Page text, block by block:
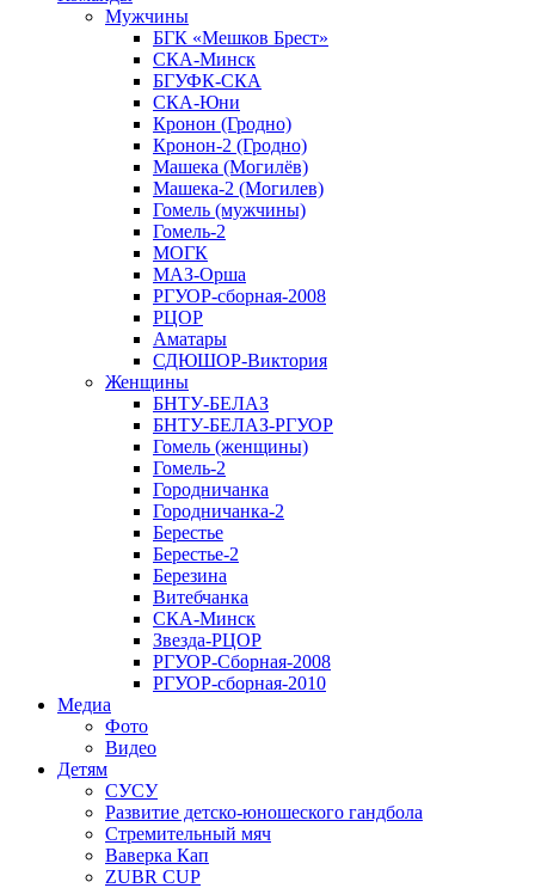
Мужчины
БГК «Мешков Брест»
СКА-Минск
БГУФК-СКА
СКА-Юни
Кронон (Гродно)
Кронон-2 (Гродно)
Машека (Могилёв)
Машека-2 (Могилев)
Гомель (мужчины)
Гомель-2
МОГК
МАЗ-Орша
РГУОР-сборная-2008
РЦОР
Аматары
СДЮШОР-Виктория
Женщины
БНТУ-БЕЛАЗ
БНТУ-БЕЛАЗ-РГУОР
Гомель (женщины)
Гомель-2
Городничанка
Городничанка-2
Берестье
Берестье-2
Березина
Витебчанка
СКА-Минск
Звезда-РЦОР
РГУОР-Сборная-2008
РГУОР-сборная-2010
Медиа
Фото
Видео
Детям
СУСУ
Развитие детско-юношеского гандбола
Стремительный мяч
Ваверка Кап
ZUBR CUP